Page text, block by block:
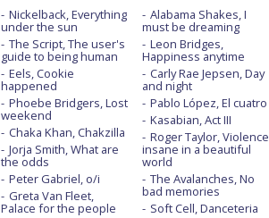
Nickelback, Everything
under the sun
The Script, The user's
guide to being human
Eels, Cookie
happened
Phoebe Bridgers, Lost
weekend
Chaka Khan, Chakzilla
Jorja Smith, What are
the odds
Peter Gabriel, o/i
Greta Van Fleet,
Palace for the people
Alabama Shakes, I
must be dreaming
Leon Bridges,
Happiness anytime
Carly Rae Jepsen, Day
and night
Pablo López, El cuatro
Kasabian, Act III
Roger Taylor, Violence
insane in a beautiful
world
The Avalanches, No
bad memories
Soft Cell, Danceteria